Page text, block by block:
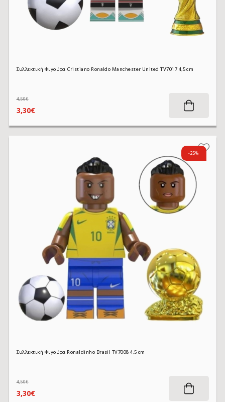
Συλλεκτική Φιγούρα Cristiano Ronaldo Manchester United TV7017 4,5 cm
3,30€
4,50€
-25%
Συλλεκτική Φιγούρα Ronaldinho Brasil TV7008 4,5 cm
3,30€
4,50€